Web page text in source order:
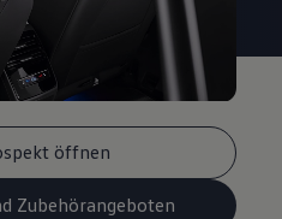
öffnen
Zubehörangeboten